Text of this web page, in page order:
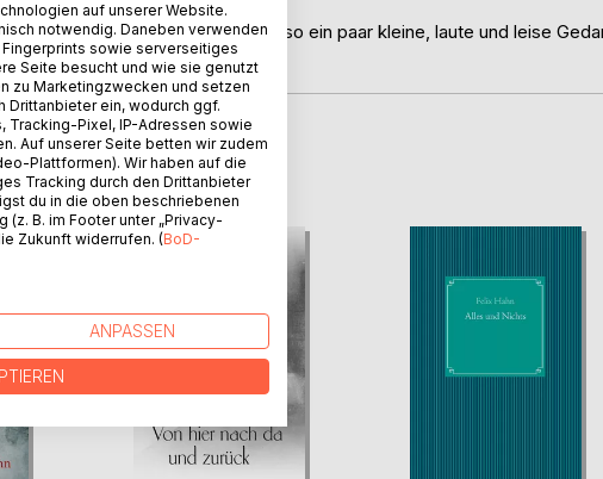
hat´s diesmal nicht gereicht. Also ein paar kleine, laute und leise
BEIBoD
auf unserer Website.
notwendig. Daneben verwenden
sowie serverseitiges
Seite besucht und wie sie genutzt
zu Marketingzwecken und setzen
Drittanbieter ein, wodurch ggf.
Pixel, IP-Adressen sowie
Auf unserer Seite betten wir zudem
Plattformen). Wir haben auf die
Tracking durch den Drittanbieter
du in die oben beschriebenen
(z. B. im Footer unter „Privacy-
Zukunft widerrufen. (BoD-
ANPASSEN